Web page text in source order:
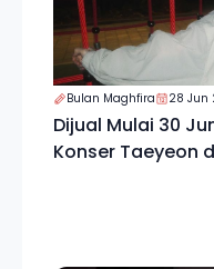
Bulan Maghfira 28 Jun
Dijual Mulai 30
Konser Taeyeon